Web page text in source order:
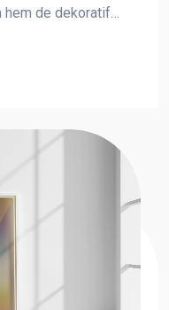
hem de dekoratif
sticker
artırırken